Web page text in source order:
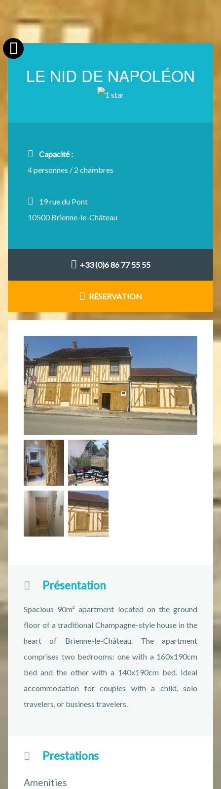
LE NID DE NAPOLÉON
Capacité :
4 personnes / 2 chambres
19 rue du Pont
10500 Brienne-le-Château
+33 (0)6 86 77 55 55
RÉSERVATION
Présentation
Spacious 90m² apartment located on the ground
floor of a traditional Champagne-style house in the
heart of Brienne-le-Château. The apartment
comprises two bedrooms: one with a 160x190cm
bed and the other with a 140x190cm bed. Ideal
accommodation for couples with a child, solo
travelers, or business travelers.
Prestations
Amenities